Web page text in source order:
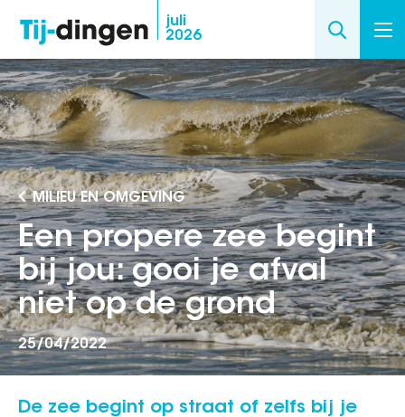
naar
de
inhoud
gaan
juli
2026
MILIEU EN OMGEVING
Een propere zee begint
bij jou: gooi je afval
niet op de grond
25/04/2022
De zee begint op straat of zelfs bij je